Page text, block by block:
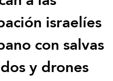
israelíes
con salvas
​​y drones